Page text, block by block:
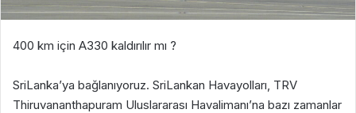
400 km için A330 kaldırılır mı ?
SriLanka’ya bağlanıyoruz. SriLankan Havayolları, TRV
Thiruvananthapuram Uluslararası Havalimanı’na bazı zamanlar